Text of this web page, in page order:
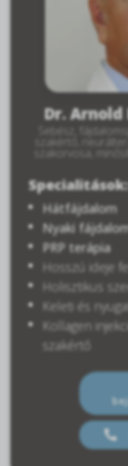
Dr. Arnold
Sebész,
szakértő,
szakorvosa,
Specialitások:
Hátfájdalom
Nyaki
PRP terápia
Hosszú ideje
Holisztikus
Keleti és
Kollagen
szakértő